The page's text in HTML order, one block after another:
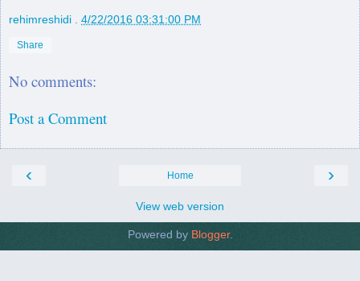
rehimreshidi 4/22/2016 03:31:00 PM
Share
No comments:
Post a Comment
‹ ›
Home
View web version
Powered by Blogger.